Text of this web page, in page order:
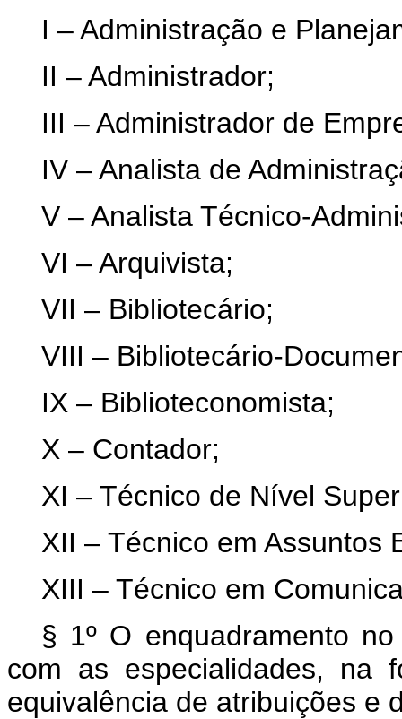
I – Administração e
II – Administrador;
III – Administrador de
IV – Analista de
V – Analista Técnico-
VI – Arquivista;
VII – Bibliotecário;
VIII – Bibliotecário-
IX – Biblioteconomista;
X – Contador;
XI – Técnico de Nível
XII – Técnico em Assuntos
XIII – Técnico em
§ 1º O enquadramento
com as especialidades, na
equivalência de atribuições e